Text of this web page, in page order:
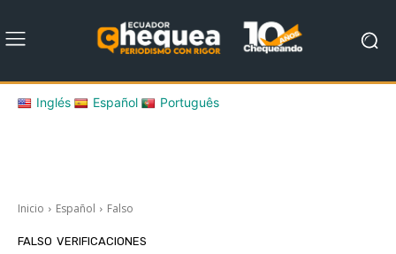
Inglés Español Português
Inicio Español Falso
FALSO VERIFICACIONES